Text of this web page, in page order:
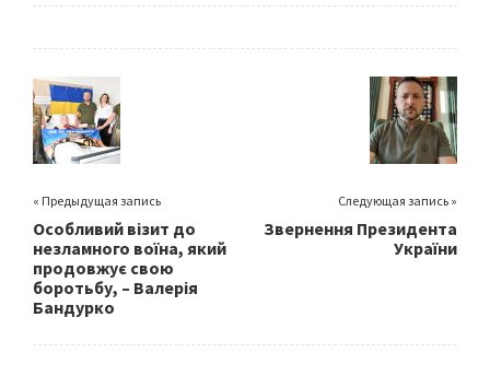
o
o
k
er
« Предыдущая запись
Особливий візит до
незламного воїна, який
продовжує свою
боротьбу, – Валерія
Бандурко
Следующая запись »
Звернення Президента
України